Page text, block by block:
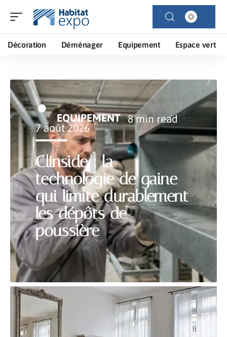
Décoration Déménager Equipement Espace vert
Clinside : la
technologie de gaine
qui limite durablement
les dépôts de
poussière
EQUIPEMENT 8 min read
7 août 2026